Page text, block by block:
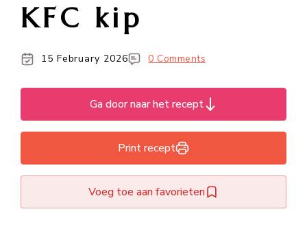
KFC kip
15 February 2026 0 Comments
Ga door naar het recept
Print recept
Voeg toe aan favorieten